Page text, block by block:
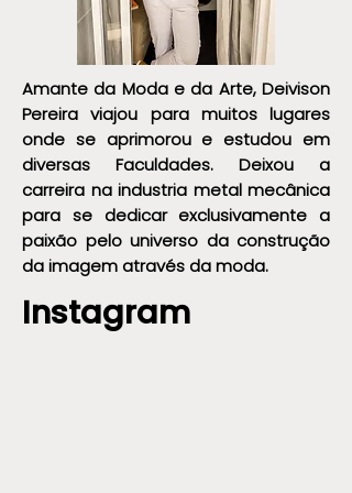
Amante da Moda e da Arte, Deivison
Pereira viajou para muitos lugares
onde se aprimorou e estudou em
diversas Faculdades. Deixou a
carreira na industria metal mecânica
para se dedicar exclusivamente a
paixão pelo universo da construção
da imagem através da moda.
Instagram